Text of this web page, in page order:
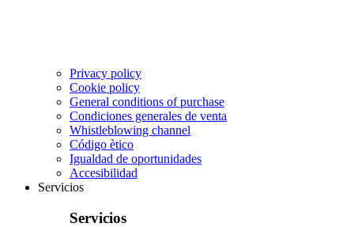
Privacy policy
Cookie policy
General conditions of purchase
Condiciones generales de venta
Whistleblowing channel
Código ètico
Igualdad de oportunidades
Accesibilidad
Servicios
Servicios